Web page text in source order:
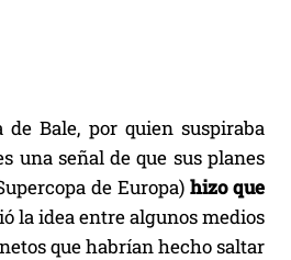
Bale, por quien suspiraba
una señal de que sus planes
de Europa) hizo que
la idea entre algunos medios
que habrían hecho saltar